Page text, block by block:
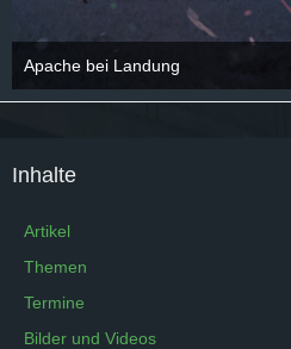
Apache bei Landung
14. Januar 2019
Inhalte
Artikel
Themen
Termine
Bilder und Videos